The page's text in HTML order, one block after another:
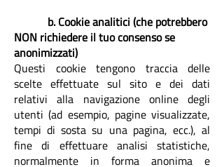
b. Cookie analitici (che potrebbero
NON richiedere il tuo consenso se
anonimizzati)
Questi cookie tengono traccia delle
scelte effettuate sul sito e dei dati
relativi alla navigazione online degli
utenti (ad esempio, pagine visualizzate,
tempi di sosta su una pagina, ecc.), al
fine di effettuare analisi statistiche,
normalmente in forma anonima e